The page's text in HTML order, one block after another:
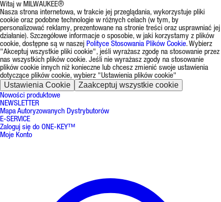
Witaj w MILWAUKEE®
Nasza strona internetowa, w trakcie jej przeglądania, wykorzystuje pliki
cookie oraz podobne technologie w różnych celach (w tym, by
personalizować reklamy, prezentowane na stronie treści oraz usprawniać jej
działanie). Szczegółowe informacje o sposobie, w jaki korzystamy z plików
cookie, dostępne są w naszej Polityce Stosowania Plików Cookie. Wybierz
"Akceptuj wszystkie pliki cookie", jeśli wyrażasz zgodę na stosowanie przez
nas wszystkich plików cookie. Jeśli nie wyrażasz zgody na stosowanie
plików cookie innych niż konieczne lub chcesz zmienić swoje ustawienia
dotyczące plików cookie, wybierz "Ustawienia plików cookie"
Ustawienia Cookie Zaakceptuj wszystkie cookie
Nowości produktowe
NEWSLETTER
Mapa Autoryzowanych Dystrybutorów
E-SERVICE
Zaloguj się do ONE-KEY™
Moje Konto